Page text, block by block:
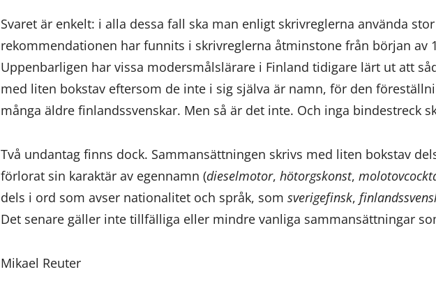
Svaret är enkelt: i alla dessa fall ska man enligt skrivreglerna använda
rekommendationen har funnits i skrivreglerna åtminstone från början av
Uppenbarligen har vissa modersmålslärare i Finland tidigare lärt ut att
med liten bokstav eftersom de inte i sig själva är namn, för den
många äldre finlandssvenskar. Men så är det inte. Och inga bindestreck
Två undantag finns dock. Sammansättningen skrivs med liten bokstav
förlorat sin karaktär av egennamn (dieselmotor, hötorgskonst,
dels i ord som avser nationalitet och språk, som sverigefinsk,
Det senare gäller inte tillfälliga eller mindre vanliga sammansättningar
Mikael Reuter